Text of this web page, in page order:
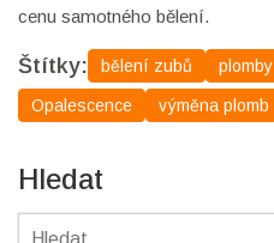
cenu samotného bělení.
Štítky: bělení zubů plomby
Opalescence výměna plomb
Hledat